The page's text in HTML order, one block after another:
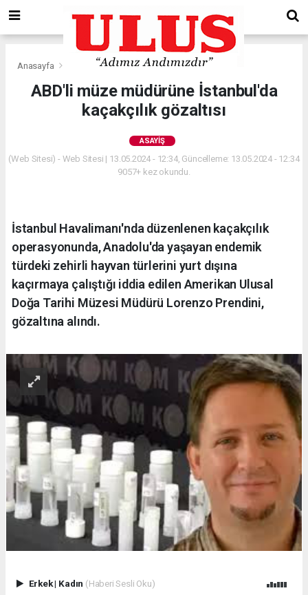
Anasayfa
ABD'li müze müdürüne İstanbul'da
kaçakçılık gözaltısı
ASAYIŞ
(Web Sitesi) - Web Sitesi | 13.05.2024 - 12:34, Güncelleme: 13.05.2024 - 12:34
9057+ kez okundu.
İstanbul Havalimanı'nda düzenlenen kaçakçılık
operasyonunda, Anadolu'da yaşayan endemik
türdeki zehirli hayvan türlerini yurt dışına
kaçırmaya çalıştığı iddia edilen Amerikan Ulusal
Doğa Tarihi Müzesi Müdürü Lorenzo Prendini,
gözaltına alındı.
Erkek| Kadın (Haberi Sesli Oku)